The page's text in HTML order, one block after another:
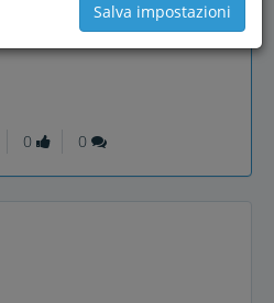
0 0
Salva impostazioni